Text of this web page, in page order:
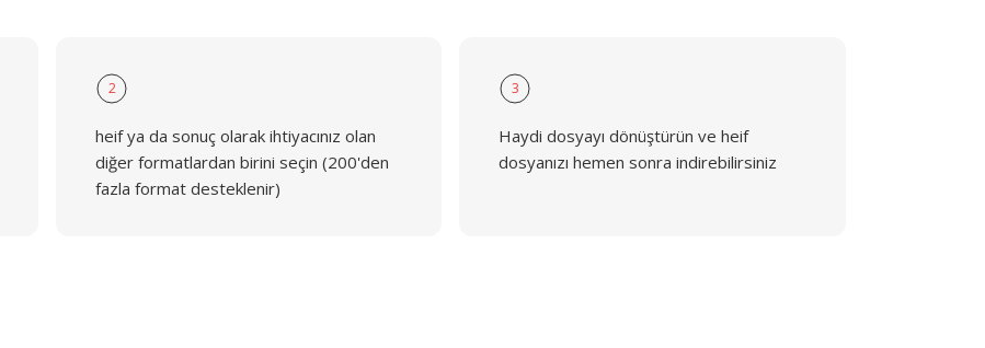
2
heif ya da sonuç olarak ihtiyacınız olan
diğer formatlardan birini seçin (200'den
fazla format desteklenir)
3
Haydi dosyayı dönüştürün ve heif
dosyanızı hemen sonra indirebilirsiniz